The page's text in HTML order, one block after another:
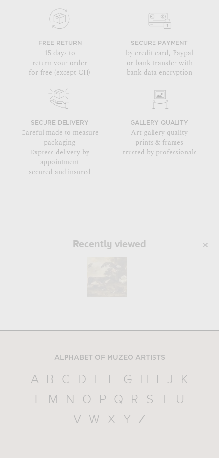
FREE RETURN
15 days to
return your order
for free (except CH)
SECURE PAYMENT
by credit card, Paypal
or bank transfer with
bank data encryption
SECURE DELIVERY
Careful made to measure
packaging
Express delivery by
appointment
secured and insured
GALLERY QUALITY
Art gallery quality
prints & frames
trusted by professionals
Recently viewed
ALPHABET OF MUZEO ARTISTS
A B C D E F G H I J
K
L
M N O P Q R S T
U
V
W X Y Z